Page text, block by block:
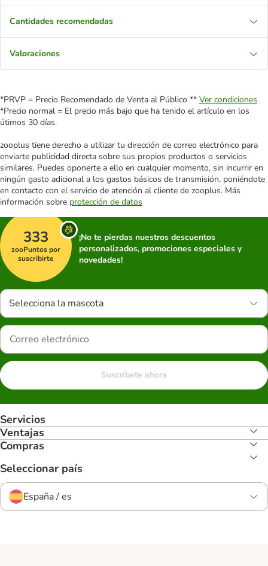
Cantidades recomendadas
Valoraciones
*PRVP = Precio Recomendado de Venta al Público ** Ver condiciones
*Precio normal = El precio más bajo que ha tenido el artículo en los
útimos 30 días.
zooplus tiene derecho a utilizar tu dirección de correo electrónico para
enviarte publicidad directa sobre sus propios productos o servicios
similares. Puedes oponerte a ello en cualquier momento, sin incurrir en
ningún gasto adicional a los gastos básicos de transmisión, poniéndote
en contacto con el servicio de atención al cliente de zooplus. Más
información sobre protección de datos
333
zooPuntos por
suscribirte
¡No te pierdas nuestros descuentos
personalizados, promociones especiales y
novedades!
Selecciona la mascota
Suscríbete ahora
Servicios
Ventajas
Compras
Seleccionar país
España / es